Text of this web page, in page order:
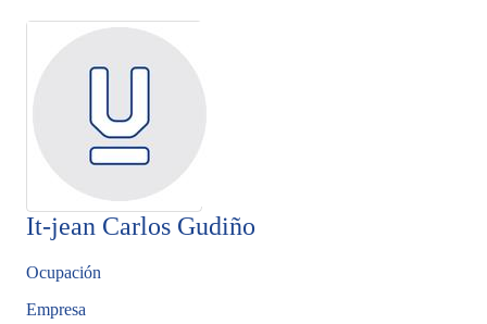
It-jean Carlos Gudiño
Ocupación
Empresa